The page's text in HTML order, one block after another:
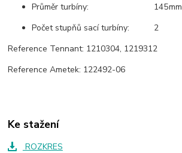
Průměr turbíny:
145mm
Počet stupňů sací turbíny:
2
Reference Tennant: 1210304, 1219312
Reference Ametek: 122492-06
Ke stažení
ROZKRES